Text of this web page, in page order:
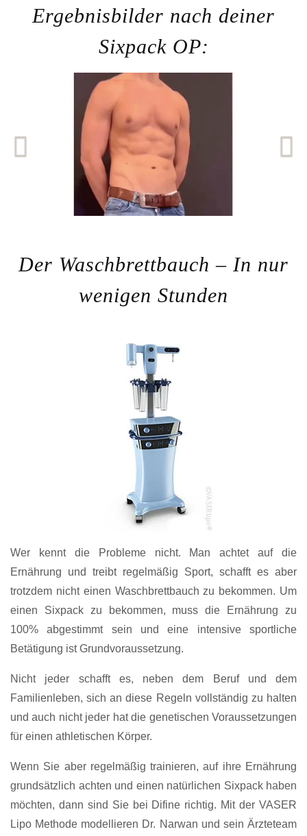
Ergebnisbilder nach deiner
Sixpack OP:
Der Waschbrettbauch – In nur
wenigen Stunden
Wer kennt die Probleme nicht. Man achtet auf die
Ernährung und treibt regelmäßig Sport, schafft es aber
trotzdem nicht einen Waschbrettbauch zu bekommen. Um
einen Sixpack zu bekommen, muss die Ernährung zu
100% abgestimmt sein und eine intensive sportliche
Betätigung ist Grundvoraussetzung.
Nicht jeder schafft es, neben dem Beruf und dem
Familienleben, sich an diese Regeln vollständig zu halten
und auch nicht jeder hat die genetischen Voraussetzungen
für einen athletischen Körper.
Wenn Sie aber regelmäßig trainieren, auf ihre Ernährung
grundsätzlich achten und einen natürlichen Sixpack haben
möchten, dann sind Sie bei Difine richtig. Mit der VASER
Lipo Methode modellieren Dr. Narwan und sein Ärzteteam